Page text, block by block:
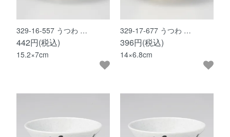
329-16-557 うつわ …
442円(税込)
15.2×7cm
329-17-677 うつわ …
396円(税込)
14×6.8cm